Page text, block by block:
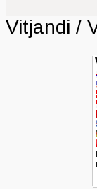
Vitjandi /